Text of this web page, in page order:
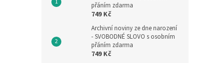
přáním zdarma
749 Kč
Archivní noviny ze dne narození
- SVOBODNÉ SLOVO s osobním
přáním zdarma
749 Kč